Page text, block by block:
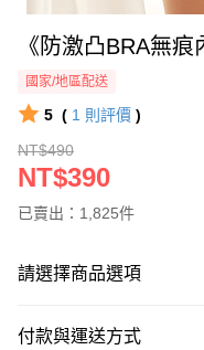
《防激凸BRA無
國家/地區配送
5 ( 1 則評價 )
NT$490
NT$390
已賣出：1,825件
請選擇商品選項
付款與運送方式